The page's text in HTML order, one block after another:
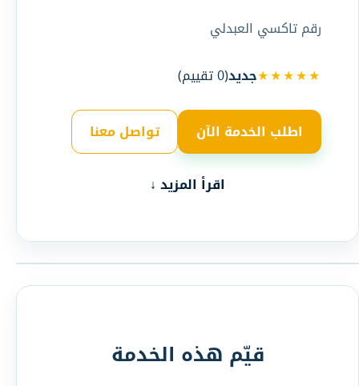
رقم تاكسي العبدلي
★★★★★جديد(
0تقييم)
اطلب الخدمة الآن تواصل معنا
اقرأ المزيد ↓
قيّم هذه الخدمة